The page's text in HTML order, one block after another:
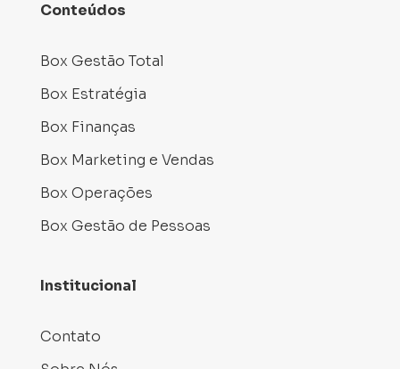
Conteúdos
Box Gestão Total
Box Estratégia
Box Finanças
Box Marketing e Vendas
Box Operações
Box Gestão de Pessoas
Institucional
Contato